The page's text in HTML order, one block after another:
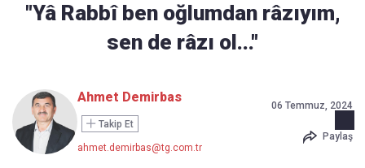
"Yâ Rabbî ben oğlumdan râzıyım,
sen de râzı ol..."
Ahmet Demirbas
Takip Et
ahmet.demirbas@tg.com.tr
06 Temmuz, 2024
Paylaş